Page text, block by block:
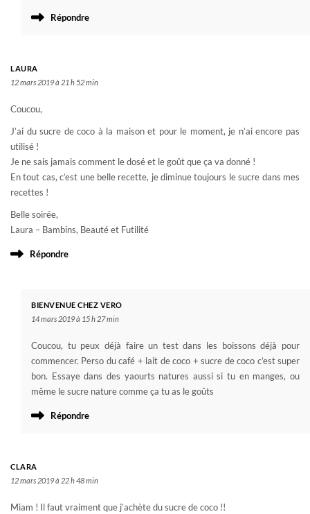
Répondre
LAURA
12 mars 2019 à 21 h 52 min
Coucou,
J’ai du sucre de coco à la maison et pour le moment, je n’ai encore pas
utilisé !
Je ne sais jamais comment le dosé et le goût que ça va donné !
En tout cas, c’est une belle recette, je diminue toujours le sucre dans mes
recettes !
Belle soirée,
Laura – Bambins, Beauté et Futilité
Répondre
BIENVENUE CHEZ VERO
14 mars 2019 à 15 h 27 min
Coucou, tu peux déjà faire un test dans les boissons déjà pour
commencer. Perso du café + lait de coco + sucre de coco c’est super
bon. Essaye dans des yaourts natures aussi si tu en manges, ou
même le sucre nature comme ça tu as le goûts
Répondre
CLARA
12 mars 2019 à 22 h 48 min
Miam ! Il faut vraiment que j’achète du sucre de coco !!